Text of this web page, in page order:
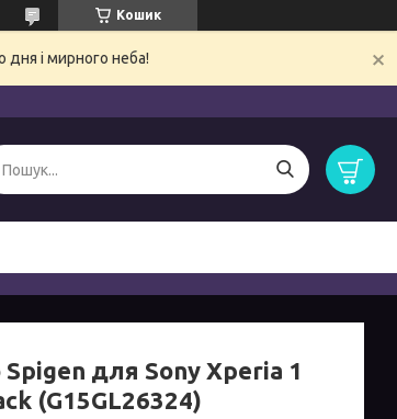
Кошик
і мирного неба!
для Sony Xperia 1
(G15GL26324)